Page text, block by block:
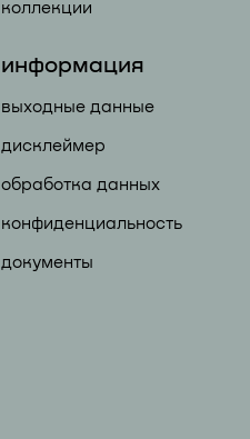
коллекции
информация
выходные данные
дисклеймер
обработка данных
конфиденциальность
документы